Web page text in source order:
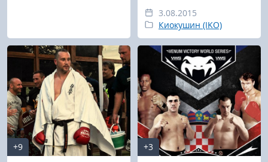
3.08.2015
Киокушин (IKO)
+9
+3